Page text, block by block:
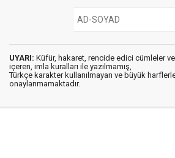
UYARI: Küfür, hakaret, rencide edici cümleler
içeren, imla kuralları ile yazılmamış,
Türkçe karakter kullanılmayan ve büyük
onaylanmamaktadır.